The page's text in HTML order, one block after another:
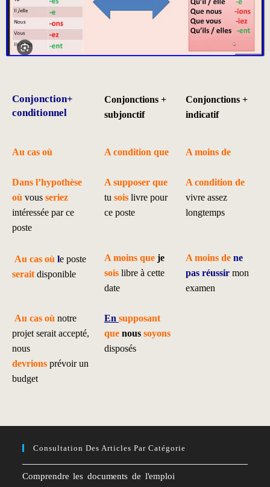
Conjonction+
conditionnel
Conjonctions +
subjonctif
Conjonctions +
indicatif
Au cas où A condition que A moins de
Dans l’hypothèse
où vous seriez
intéressée par ce
poste
A supposer que
tu sois livre pour
ce poste
A condition de
vivre assez
longtemps
Au cas où le poste
serait disponible
A moins que je
sois libre à cette
date
A moins de ne
pas réussir mon
examen
Au cas où notre
projet serait accepté,
nous
devrions prévoir un
budget
En supposant
que nous soyons
disposés
Consultation Des Articles Par Catégorie
Comprendre les documents de l'emploi